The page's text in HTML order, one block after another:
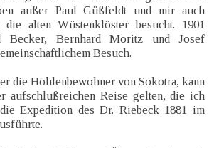
außer Paul Güßfeldt und mir auch
die alten Wüstenklöster besucht. 1901
Becker, Bernhard Moritz und Josef
Besuch.
die Höhlenbewohner von Sokotra, kann
aufschlußreichen Reise gelten, die ich
Expedition des Dr. Riebeck 1881 im